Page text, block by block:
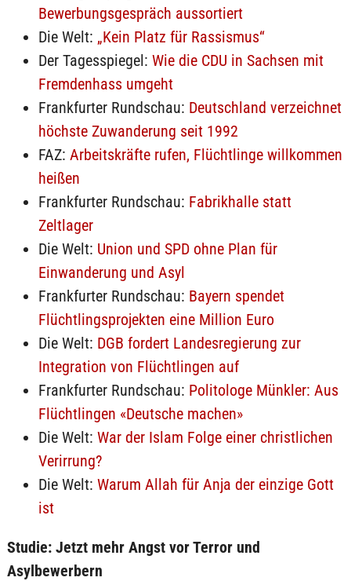
Bewerbungsgespräch aussortiert
Die Welt: „Kein Platz für Rassismus“
Der Tagesspiegel: Wie die CDU in Sachsen mit
Fremdenhass umgeht
Frankfurter Rundschau: Deutschland verzeichnet
höchste Zuwanderung seit 1992
FAZ: Arbeitskräfte rufen, Flüchtlinge willkommen
heißen
Frankfurter Rundschau: Fabrikhalle statt
Zeltlager
Die Welt: Union und SPD ohne Plan für
Einwanderung und Asyl
Frankfurter Rundschau: Bayern spendet
Flüchtlingsprojekten eine Million Euro
Die Welt: DGB fordert Landesregierung zur
Integration von Flüchtlingen auf
Frankfurter Rundschau: Politologe Münkler: Aus
Flüchtlingen «Deutsche machen»
Die Welt: War der Islam Folge einer christlichen
Verirrung?
Die Welt: Warum Allah für Anja der einzige Gott
ist
Studie: Jetzt mehr Angst vor Terror und
Asylbewerbern